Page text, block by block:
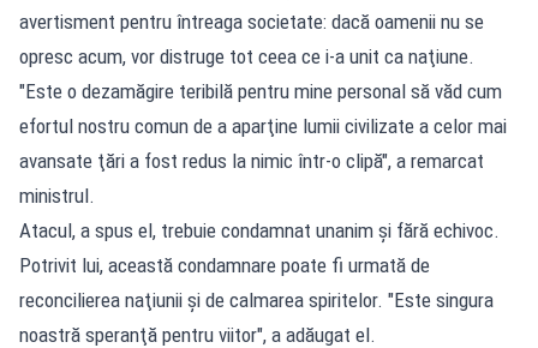
avertisment pentru întreaga societate: dacă oamenii nu se
opresc acum, vor distruge tot ceea ce i-a unit ca naţiune.
"Este o dezamăgire teribilă pentru mine personal să văd cum
efortul nostru comun de a aparţine lumii civilizate a celor mai
avansate ţări a fost redus la nimic într-o clipă", a remarcat
ministrul.
Atacul, a spus el, trebuie condamnat unanim şi fără echivoc.
Potrivit lui, această condamnare poate fi urmată de
reconcilierea naţiunii şi de calmarea spiritelor. "Este singura
noastră speranţă pentru viitor", a adăugat el.